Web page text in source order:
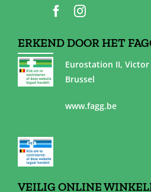
ERKEND DOOR HET
Eurostation II,
Brussel
www.fagg.be
VEILIG ONLINE